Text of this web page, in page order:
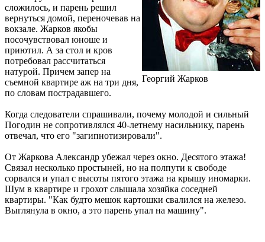
Георгий Жарков
сложилось, и парень решил
вернуться домой, переночевав на
вокзале. Жарков якобы
посочувствовал юноше и
приютил. А за стол и кров
потребовал рассчитаться
натурой. Причем запер на
съемной квартире аж на три дня,
по словам пострадавшего.
Когда следователи спрашивали, почему молодой и сильный
Погодин не сопротивлялся 40-летнему насильнику, парень
отвечал, что его "загипнотизировали".
От Жаркова Александр убежал через окно. Десятого этажа!
Связал несколько простыней, но на полпути к свободе
сорвался и упал с высоты пятого этажа на крышу иномарки.
Шум в квартире и грохот слышала хозяйка соседней
квартиры. "Как будто мешок картошки свалился на железо.
Выглянула в окно, а это парень упал на машину".